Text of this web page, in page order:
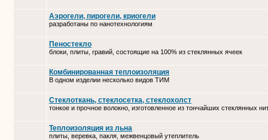
Аэрогели, пирогели, криогели
разработаны по нанотехнологиям
Пеностекло
блоки, плиты, гравий, состоящие на 100% из стеклянных ячеек
Комбинированная теплоизоляция
В одном изделии несколько видов ТИМ
Стеклоткань, стеклосетка, cтеклохолст
тонкое и прочное волокно, изготовленное из тончайших стеклянных
Теплоизоляция из льна
плиты, веревка, пакля, межвенцовый утеплитель